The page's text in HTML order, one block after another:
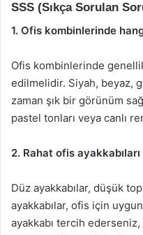
SSS (Sıkça Sorulan
1. Ofis kombinlerinde
Ofis kombinlerinde
edilmelidir. Siyah, beyaz,
zaman şık bir görünüm
pastel tonları veya canlı
2. Rahat ofis
Düz ayakkabılar, düşük
ayakkabılar, ofis için
ayakkabı tercih